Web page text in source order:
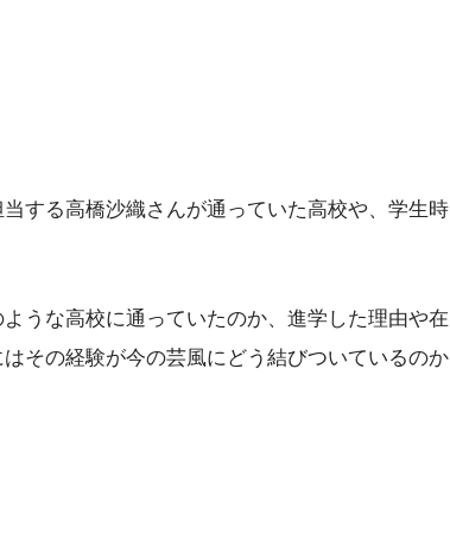
する高橋沙織さんが通っていた高校や、学生時
うな高校に通っていたのか、進学した理由や在
その経験が今の芸風にどう結びついているのか